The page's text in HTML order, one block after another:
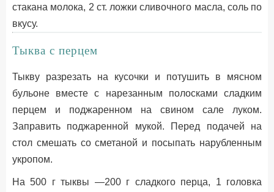
стакана молока, 2 ст. ложки сливочного масла, соль по
вкусу.
Тыква с перцем
Тыкву разрезать на кусочки и потушить в мясном
бульоне вместе с нарезанным полосками сладким
перцем и поджаренном на свином сале луком.
Заправить поджаренной мукой. Перед подачей на
стол смешать со сметаной и посыпать нарубленным
укропом.
На 500 г тыквы —200 г сладкого перца, 1 головка